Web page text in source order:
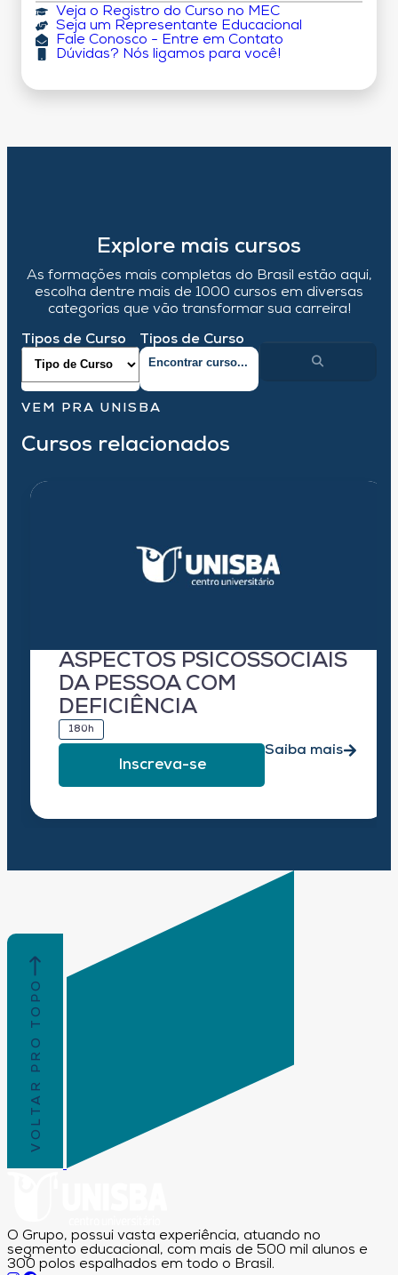
Veja o Registro do Curso no MEC
Seja um Representante Educacional
Fale Conosco - Entre em Contato
Dúvidas? Nós ligamos para você!
Explore mais cursos
As formações mais completas do Brasil estão aqui,
escolha dentre mais de 1000 cursos em diversas
categorias que vão transformar sua carreira!
Tipos de Curso Tipos de Curso
VEM PRA UNISBA
Cursos relacionados
ASPECTOS PSICOSSOCIAIS
DA PESSOA COM
DEFICIÊNCIA
180h
Inscreva-se
Saiba mais
VOLTAR PRO TOPO
O Grupo, possui vasta experiência, atuando no
segmento educacional, com mais de 500 mil alunos e
300 polos espalhados em todo o Brasil.